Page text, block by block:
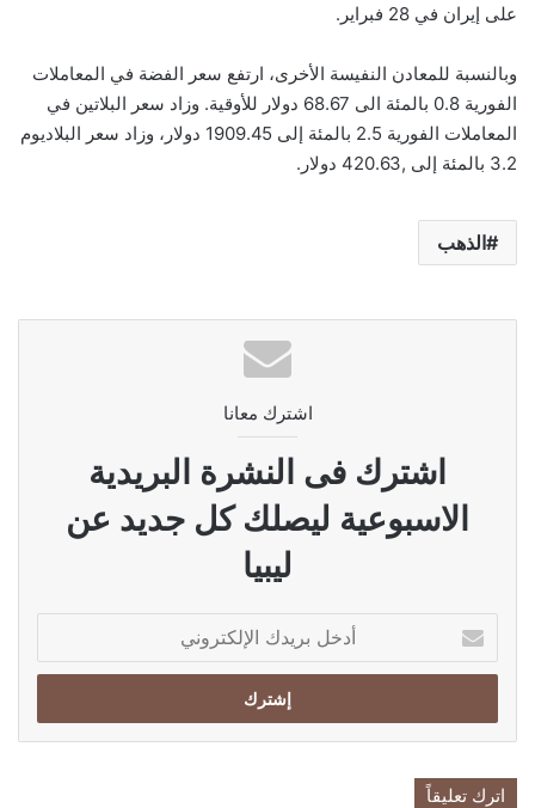
على إيران في 28 فبراير.
وبالنسبة للمعادن النفيسة الأخرى، ارتفع سعر الفضة في المعاملات
الفورية 0.8 بالمئة الى 68.67 دولار للأوقية. وزاد سعر البلاتين في
المعاملات الفورية 2.5 بالمئة إلى 1909.45 دولار، وزاد سعر البلاديوم
3.2 بالمئة إلى ,420.63 دولار.
الذهب
اشترك معانا
اشترك فى النشرة البريدية
الاسبوعية ليصلك كل جديد عن
ليبيا
بريدك
الإلكتروني
اترك تعليقاً